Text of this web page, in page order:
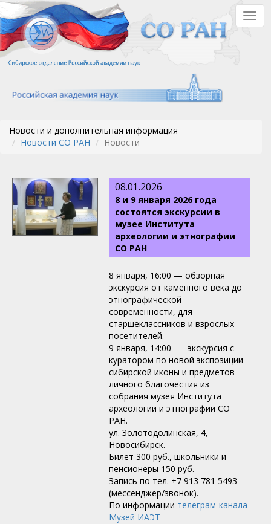
Перейти
к
основному
содержанию
Новости и дополнительная информация
Новости СО РАН
Новости
08.01.2026
8 и 9 января 2026 года
состоятся экскурсии в
музее Института
археологии и этнографии
СО РАН
8 января, 16:00 — обзорная
экскурсия от каменного века до
этнографической
современности, для
старшеклассников и взрослых
посетителей.
9 января, 14:00 — экскурсия с
куратором по новой экспозиции
сибирской иконы и предметов
личного благочестия из
собрания музея Института
археологии и этнографии СО
РАН.
ул. Золотодолинская, 4,
Новосибирск.
Билет 300 руб., школьники и
пенсионеры 150 руб.
Запись по тел. +7 913 781 5493
(мессенджер/звонок).
По информации телеграм-канала
Музей ИАЭТ